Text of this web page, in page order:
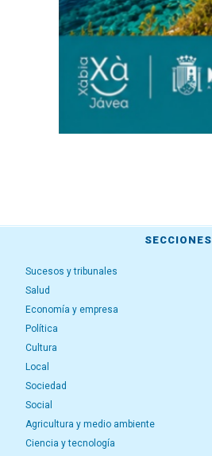
SECCIONES
Sucesos y tribunales
Salud
Economía y empresa
Política
Cultura
Local
Sociedad
Social
Agricultura y medio ambiente
Ciencia y tecnología